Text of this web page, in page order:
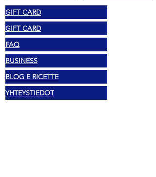
GIFT CARD
GIFT CARD
FAQ
BUSINESS
BLOG E RICETTE
YHTEYSTIEDOT